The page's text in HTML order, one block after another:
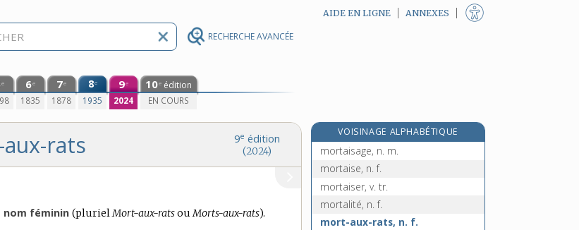
RECHERCHE AVANCÉE
AIDE EN LIGNE ANNEXES
e 6e
1835
7e
1878
8e
1935
9e
2024
10e édition
EN COURS
9e édition
(2024)
rats
nom féminin (plurielMort-aux-ratsouMorts-aux-rats).
VOISINAGE ALPHABÉTIQUE
mortaille, n. f.
mortaisage, n. m.
mortaise, n. f.
mortaiser, v. tr.
mortalité, n. f.
mort-aux-rats, n. f.